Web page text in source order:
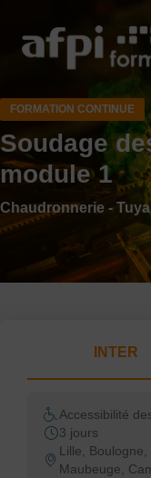
contenu
FORMATION CONTINUE
Soudage
module 1
Chaudronnerie -
INTER
Accessibilité
3 jours
Lille, Boulogne,
Maubeuge,